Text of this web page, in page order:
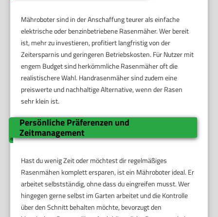
Mähroboter sind in der Anschaffung teurer als einfache
elektrische oder benzinbetriebene Rasenmäher. Wer bereit
ist, mehr zu investieren, profitiert langfristig von der
Zeitersparnis und geringeren Betriebskosten. Für Nutzer mit
engem Budget sind herkömmliche Rasenmäher oft die
realistischere Wahl. Handrasenmäher sind zudem eine
preiswerte und nachhaltige Alternative, wenn der Rasen
sehr klein ist.
Persönliche Präferenzen und
Zeitmanagement
Hast du wenig Zeit oder möchtest dir regelmäßiges
Rasenmähen komplett ersparen, ist ein Mähroboter ideal. Er
arbeitet selbstständig, ohne dass du eingreifen musst. Wer
hingegen gerne selbst im Garten arbeitet und die Kontrolle
über den Schnitt behalten möchte, bevorzugt den